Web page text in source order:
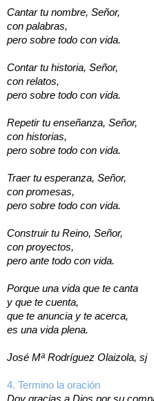
Cantar tu nombre, Señor,
con palabras,
pero sobre todo con vida.
Contar tu historia, Señor,
con relatos,
pero sobre todo con vida.
Repetir tu enseñanza, Señor,
con historias,
pero sobre todo con vida.
Traer tu esperanza, Señor,
con promesas,
pero sobre todo con vida.
Construir tu Reino, Señor,
con proyectos,
pero ante todo con vida.
Porque una vida que te canta
y que te cuenta,
que te anuncia y te acerca,
es una vida plena.
José Mª Rodríguez Olaizola, sj
4. Termino la oración